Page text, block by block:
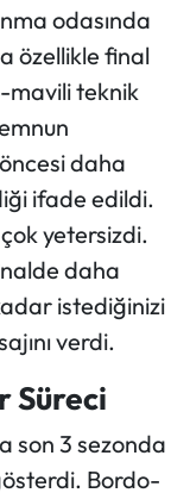
odasında
özellikle final
mavili teknik
daha
ifade edildi.
çok yetersizdi.
daha
istediğinizi
verdi.
Süreci
son 3 sezonda
Bordo-